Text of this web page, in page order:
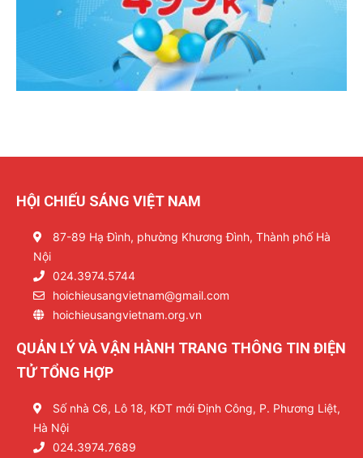
HỘI CHIẾU SÁNG VIỆT NAM
87-89 Hạ Đình, phường Khương Đình, Thành phố Hà
Nội
024.3974.5744
hoichieusangvietnam@gmail.com
hoichieusangvietnam.org.vn
QUẢN LÝ VÀ VẬN HÀNH TRANG THÔNG TIN ĐIỆN
TỬ TỔNG HỢP
Số nhà C6, Lô 18, KĐT mới Định Công, P. Phương Liệt,
Hà Nội
024.3974.7689